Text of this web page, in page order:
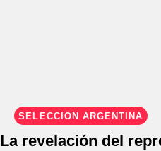
SELECCIÓN ARGENTINA
La revelación del